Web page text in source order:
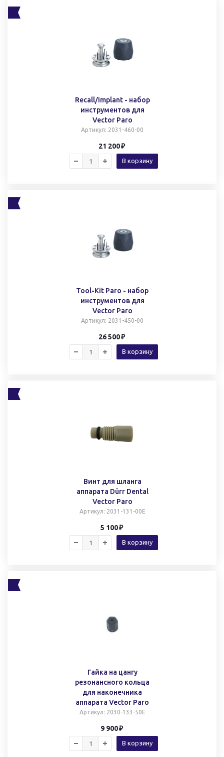
Recall/Implant - набор
инструментов для
Vector Paro
Артикул: 2031-460-00
21 200
В корзину
Tool-Kit Paro - набор
инструментов для
Vector Paro
Артикул: 2031-450-00
26 500
В корзину
Винт для шланга
аппарата Dürr Dental
Vector Paro
Артикул: 2031-131-00Е
5 100
В корзину
Гайка на цангу
резонансного кольца
для наконечника
аппарата Vector Paro
Артикул: 2030-133-50Е
9 900
В корзину